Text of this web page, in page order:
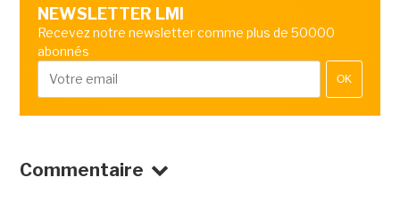
NEWSLETTER LMI
Recevez notre newsletter comme plus de 50000
abonnés
OK
Commentaire